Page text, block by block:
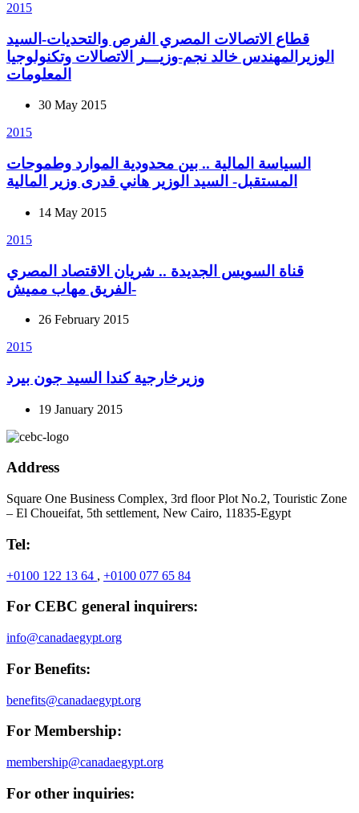
2015
قطاع الاتصالات المصري الفرص والتحديات-السيد
الوزيرالمهندس خالد نجم-وزيـــر الاتصالات وتكنولوجيا
المعلومات
30 May 2015
2015
السياسة المالية .. بين محدودية الموارد وطموحات
المستقبل- السيد الوزير هاني قدرى وزير المالية
14 May 2015
2015
قناة السويس الجديدة .. شريان الاقتصاد المصري
-الفريق مهاب مميش
26 February 2015
2015
وزيرخارجية كندا السيد جون بيرد
19 January 2015
Address
Square One Business Complex, 3rd floor Plot No.2, Touristic Zone
– El Choueifat, 5th settlement, New Cairo, 11835-Egypt
Tel:
+0100 122 13 64 , +0100 077 65 84
For CEBC general inquirers:
info@canadaegypt.org
For Benefits:
benefits@canadaegypt.org
For Membership:
membership@canadaegypt.org
For other inquiries: